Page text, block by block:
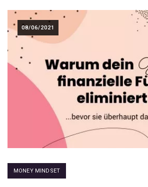
08/06/2021
MONEY MINDSET